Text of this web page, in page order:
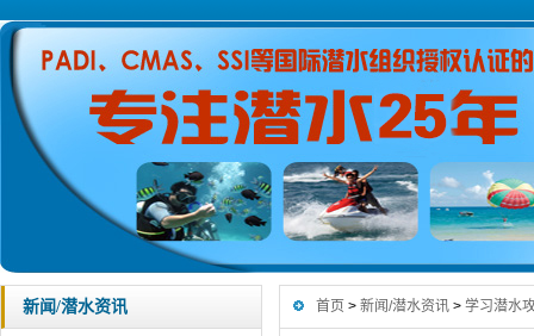
新闻/潜水资讯 首页 > 新闻/潜水资讯 > 学习潜水